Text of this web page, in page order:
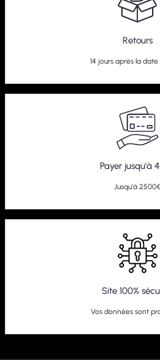
Retours
14 jours après la
Payer jusqu'à
Jusqu'à 2500€
Site 100%
Vos données sont